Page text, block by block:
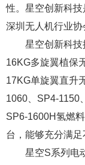
性。星空创新科
深圳无人机行业协
星空创新科技
16KG多旋翼植保
17KG单旋翼直升
1060、SP4-1150
SP6-1600H氢燃
台，能够充分满足
星空S系列电